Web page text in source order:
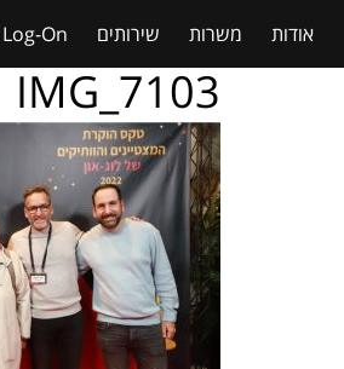
אודות משרות שירותים On
IMG_7103